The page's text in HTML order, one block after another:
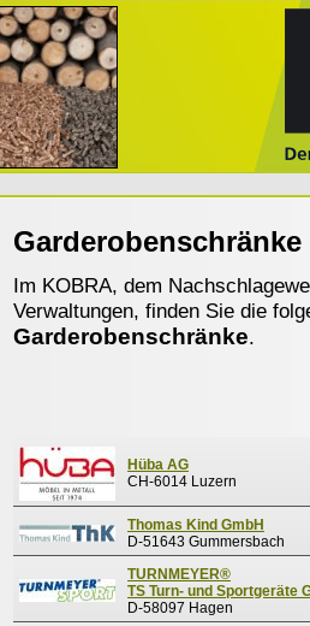
Garderobenschränke
Im KOBRA, dem
Verwaltungen, finden Sie die
Garderobenschränke.
Hüba AG
CH-6014 Luzern
Thomas Kind GmbH
D-51643 Gummersbach
TURNMEYER®
TS Turn- und Sportgeräte
D-58097 Hagen